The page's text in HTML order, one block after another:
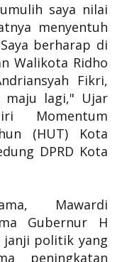
saya nilai
menyentuh
berharap di
Walikota Ridho
Fikri,
maju lagi," Ujar
Momentum
(HUT) Kota
DPRD Kota
Mawardi
Gubernur H
janji politik yang
peningkatan